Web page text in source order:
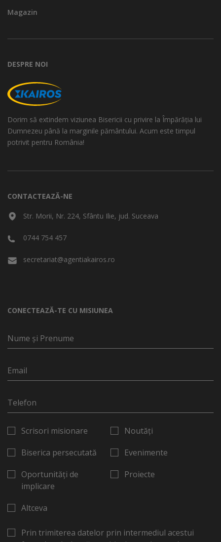
Magazin
DESPRE NOI
Dorim să extindem viziunea Bisericii cu privire la Împărăția lui
Dumnezeu până la marginile pământului. Acum este timpul
potrivit pentru România!
CONTACTEAZĂ-NE
Str. Morii, Nr. 224, Sfântu Ilie, jud. Suceava
0744 754 457
secretariat@agentiakairos.ro
CONECTEAZĂ-TE CU MISIUNEA
Scrisori misionare
Biserica persecutată
Oportunități de
implicare
Noutăți
Evenimente
Proiecte
Altceva
Prin trimiterea datelor prin intermediul acestui